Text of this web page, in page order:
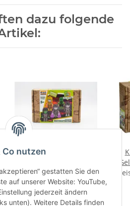
dazu folgende
Kiddicraft KC1420 Kiddiz
Nekromanten
Preise nach Anmeldung
sichtbar
Co nutzen
gestatten Sie den
auf unserer Website: YouTube,
jederzeit ändern
unten). Weitere Details finden